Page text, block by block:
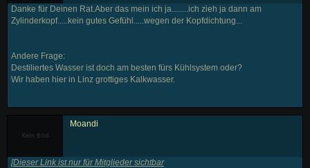
Danke für Deinen Rat.Aber das mein ich ja........ich zieh ja dann am
Zylinderkopf.....kein gutes Gefühl.....wegen der Kopfdichtung...
Andere Frage:
Destiliertes Wasser ist doch am besten fürs Kühlsystem oder?
Wir haben hier in Linz grottiges Kalkwasser.
Moandi
[Dieser Link ist nur für Mitglieder sichtbar